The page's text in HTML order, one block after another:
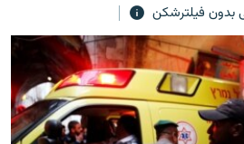
بدون فیلترشکن